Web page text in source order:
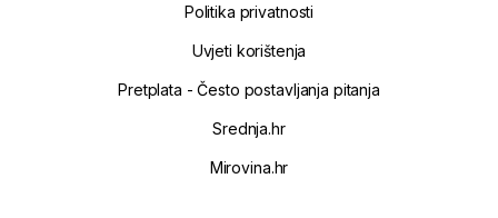
Politika privatnosti
Uvjeti korištenja
Pretplata - Često postavljanja pitanja
Srednja.hr
Mirovina.hr